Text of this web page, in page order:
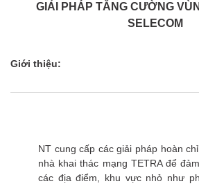
GIẢI PHÁP TĂNG CƯỜNG
SELECOM
Giới thiệu:
NT cung cấp các giải pháp hoàn
nhà khai thác mạng TETRA để
các địa điểm, khu vực nhỏ như